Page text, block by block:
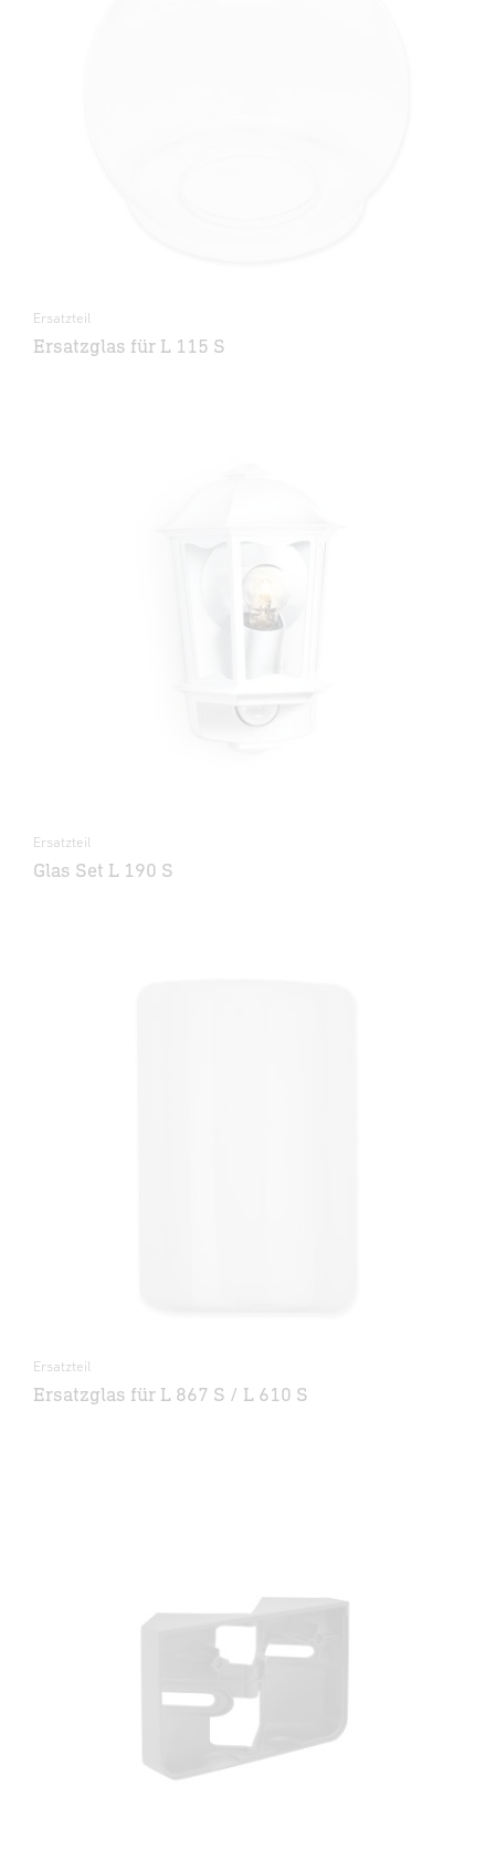
Ersatzteil
Ersatzglas für L 115 S
Ersatzteil
Glas Set L 190 S
Ersatzteil
Ersatzglas für L 867 S / L 610 S